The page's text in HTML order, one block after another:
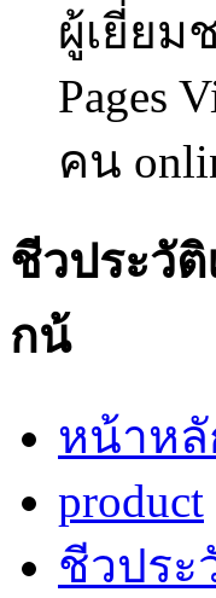
ผู้เยี่ยม
Pages
คน
ชีวประวั
กน้
หน้าหลั
product
ชีวประ